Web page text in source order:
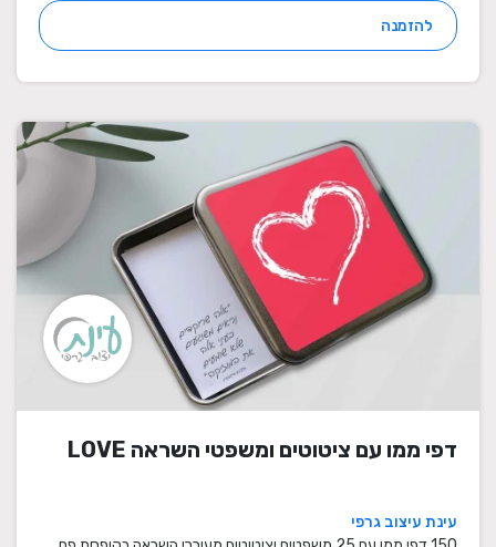
להזמנה
דפי ממו עם ציטוטים ומשפטי השראה LOVE
עינת עיצוב גרפי